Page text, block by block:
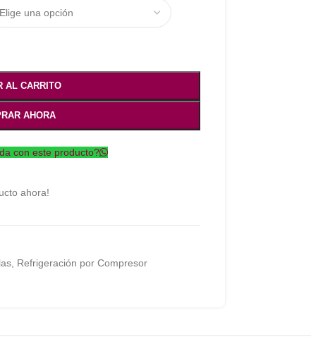
AL CARRITO
AHORA
con este producto?
ahora!
, Refrigeración por Compresor